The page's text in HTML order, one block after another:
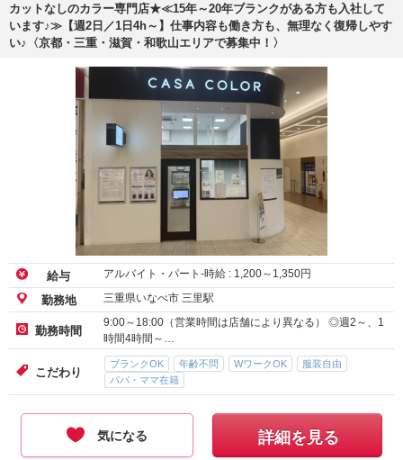
カットなしのカラー専門店★≪15年～20年ブランクがある方も入社して
います♪≫【週2日／1日4h～】仕事内容も働き方も、無理なく復帰しやす
い♪〈京都・三重・滋賀・和歌山エリアで募集中！〉
給与 アルバイト・パート-時給 : 1,200～ 1,350円
勤務地 三重県いなべ市 三里駅
勤務時間
9:00～18:00（営業時間は店舗により異なる） ◎週2～、1
時間4時間～…
こだわり
ブランクOK 年齢不問 WワークOK
服装自由
パパ・ママ在籍
気になる 詳細を見る